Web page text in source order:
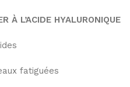
À L’ACIDE HYALURONIQUE
fatiguées